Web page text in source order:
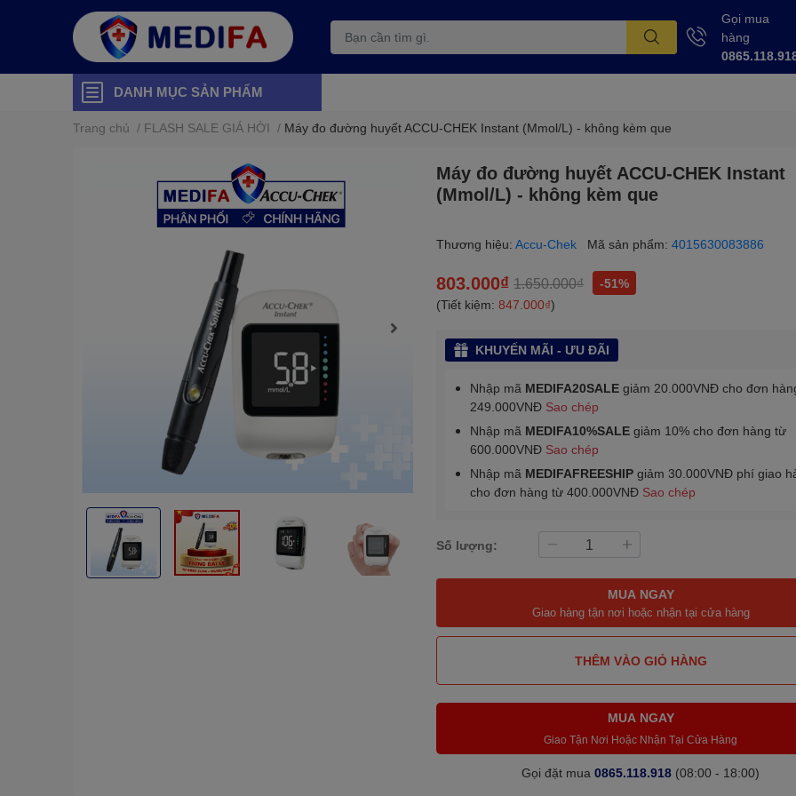
Gọi mua
hàng
DANH MỤC SẢN PHẨM
Trang chủ / FLASH SALE GIÁ HỜI / Máy đo đường huyết ACCU-CHEK Instant (Mmol/L) - không kèm que
Máy đo đường huyết ACCU-CHEK Instant
(Mmol/L) - không kèm que
Thương hiệu:Accu-Chek Mã sản phẩm:4015630083886
803.000₫ 1.650.000₫
-51%
(Tiết kiệm:847.000₫)
KHUYẾN MÃI - ƯU ĐÃI
Nhập mã MEDIFA20SALE giảm 20.000VNĐ cho đơn
249.000VNĐ Sao chép
Nhập mã MEDIFA10%SALE giảm 10% cho đơn hàng từ
600.000VNĐ Sao chép
Nhập mã MEDIFAFREESHIP giảm 30.000VNĐ phí giao
cho đơn hàng từ 400.000VNĐ Sao chép
Số lượng:
MUA NGAY
Giao hàng tận nơi hoặc nhận tại cửa hàng
THÊM VÀO GIỎ HÀNG
MUA NGAY
Giao Tận Nơi Hoặc Nhận Tại Cửa Hàng
Gọi đặt mua0865.118.918 (08:00 - 18:00)